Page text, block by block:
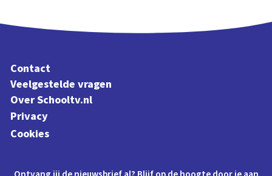
Contact
Veelgestelde vragen
Over Schooltv.nl
Privacy
Cookies